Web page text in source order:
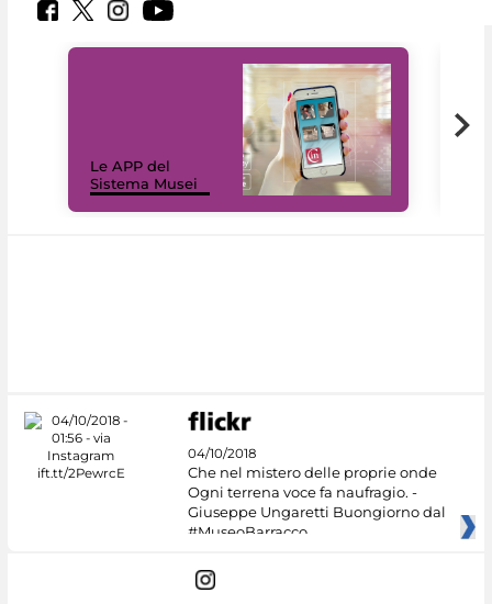
Le APP del
Sistema Musei
04/10/2018
Che nel mistero delle proprie onde
Ogni terrena voce fa naufragio. -
Giuseppe Ungaretti Buongiorno dal
#MuseoBarracco